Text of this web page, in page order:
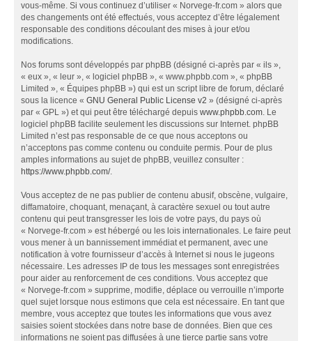
vous-même. Si vous continuez d’utiliser « Norvege-fr.com » alors que
des changements ont été effectués, vous acceptez d’être légalement
responsable des conditions découlant des mises à jour et/ou
modifications.
Nos forums sont développés par phpBB (désigné ci-après par « ils »,
« eux », « leur », « logiciel phpBB », « www.phpbb.com », « phpBB
Limited », « Équipes phpBB ») qui est un script libre de forum, déclaré
sous la licence « GNU General Public License v2 » (désigné ci-après
par « GPL ») et qui peut être téléchargé depuis www.phpbb.com. Le
logiciel phpBB facilite seulement les discussions sur Internet. phpBB
Limited n’est pas responsable de ce que nous acceptons ou
n’acceptons pas comme contenu ou conduite permis. Pour de plus
amples informations au sujet de phpBB, veuillez consulter :
https://www.phpbb.com/.
Vous acceptez de ne pas publier de contenu abusif, obscène, vulgaire,
diffamatoire, choquant, menaçant, à caractère sexuel ou tout autre
contenu qui peut transgresser les lois de votre pays, du pays où
« Norvege-fr.com » est hébergé ou les lois internationales. Le faire peut
vous mener à un bannissement immédiat et permanent, avec une
notification à votre fournisseur d’accès à Internet si nous le jugeons
nécessaire. Les adresses IP de tous les messages sont enregistrées
pour aider au renforcement de ces conditions. Vous acceptez que
« Norvege-fr.com » supprime, modifie, déplace ou verrouille n’importe
quel sujet lorsque nous estimons que cela est nécessaire. En tant que
membre, vous acceptez que toutes les informations que vous avez
saisies soient stockées dans notre base de données. Bien que ces
informations ne soient pas diffusées à une tierce partie sans votre